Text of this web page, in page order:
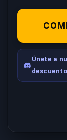
Únete a
descuento